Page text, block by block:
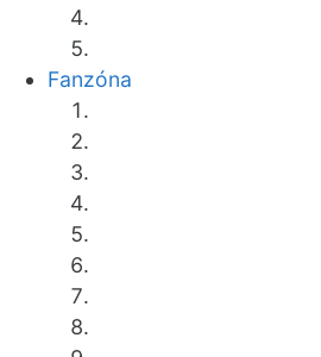
Fanzóna